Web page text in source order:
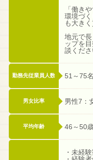
「働き
環境づ
も大き
地元で
ップを
談くださ
勤務先従業員人数 51～75名
男女比率 男性7：
平均年齢 46～50
・未経